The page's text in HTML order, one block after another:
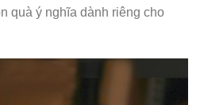
quà ý nghĩa dành riêng cho